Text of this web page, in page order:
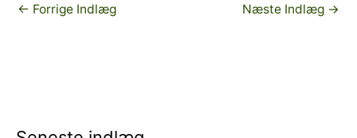
← Forrige Indlæg Næste Indlæg →